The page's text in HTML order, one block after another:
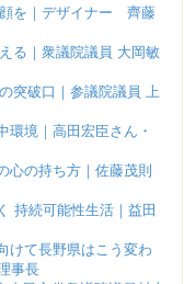
を｜デザイナー 齊藤
る｜衆議院議員 大岡敏
突破口｜参議院議員 上
境｜高田宏臣さん・
心の持ち方｜佐藤茂則
持続可能性生活｜益田
けて長野県はこう変わ
事長